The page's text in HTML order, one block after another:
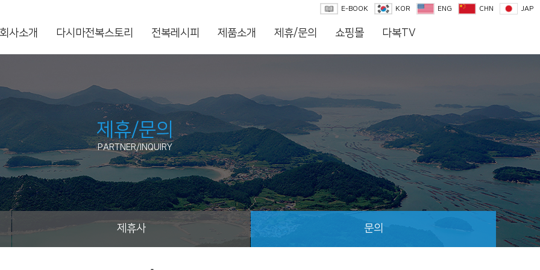
E-BOOK KOR ENG CHN JAP
회사소개 다시마전복스토리 전복레시피 제품소개 제휴/문의 쇼핑몰 다복TV
제휴/문의
PARTNER/INQUIRY
제휴사 문의